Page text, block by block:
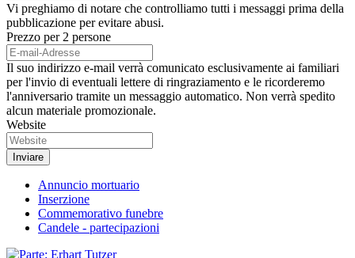
Vi preghiamo di notare che controlliamo tutti i messaggi prima della
pubblicazione per evitare abusi.
Prezzo per 2 persone
Il suo indirizzo e-mail verrà comunicato esclusivamente ai familiari
per l'invio di eventuali lettere di ringraziamento e le ricorderemo
l'anniversario tramite un messaggio automatico. Non verrà spedito
alcun materiale promozionale.
Website
Annuncio mortuario
Inserzione
Commemorativo funebre
Candele - partecipazioni